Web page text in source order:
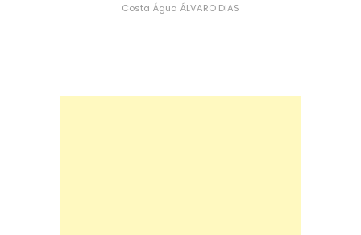
Costa Água ÁLVARO DIAS